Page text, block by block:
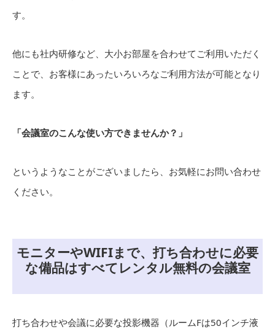
す。
他にも社内研修など、大小お部屋を合わせてご利用いただく
ことで、お客様にあったいろいろなご利用方法が可能となり
ます。
「会議室のこんな使い方できませんか？」
というようなことがございましたら、お気軽にお問い合わせ
ください。
モニターやWIFIまで、打ち合わせに必要
な備品はすべてレンタル無料の会議室
打ち合わせや会議に必要な投影機器（ルームFは50インチ液